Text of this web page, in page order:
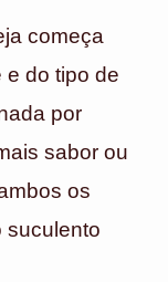
começa
e do tipo de
por
sabor ou
os
suculento